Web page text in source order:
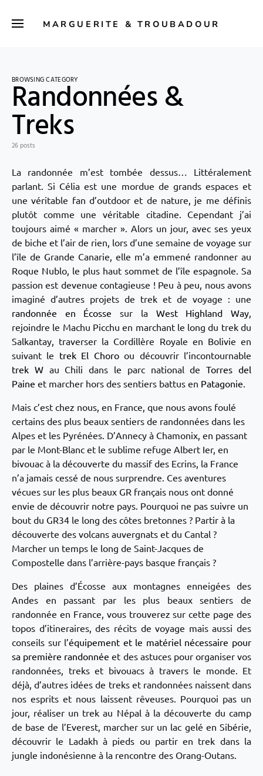
MARGUERITE & TROUBADOUR
BROWSING CATEGORY
Randonnées &
Treks
26 posts
La randonnée m’est tombée dessus… Littéralement
parlant. Si Célia est une mordue de grands espaces et
une véritable fan d’outdoor et de nature, je me définis
plutôt comme une véritable citadine. Cependant j’ai
toujours aimé « marcher ». Alors un jour, avec ses yeux
de biche et l’air de rien, lors d’une semaine de voyage sur
l’île de Grande Canarie, elle m’a emmené randonner au
Roque Nublo, le plus haut sommet de l’île espagnole. Sa
passion est devenue contagieuse ! Peu à peu, nous avons
imaginé d’autres projets de trek et de voyage : une
randonnée en Écosse sur la West Highland Way,
rejoindre le Machu Picchu en marchant le long du trek du
Salkantay, traverser la Cordillère Royale en Bolivie en
suivant le trek El Choroou découvrir l’incontournable
trek Wau Chili dans le parc national deTorres del
Paine et marcher hors des sentiers battus en Patagonie.
Mais c’est chez nous, en France, que nous avons foulé
certains des plus beaux sentiers de randonnées dans les
Alpes et les Pyrénées. D’Annecy à Chamonix, en passant
par le Mont-Blanc et le sublime refuge Albert Ier, en
bivouac à la découverte du massif des Ecrins, la France
n’a jamais cessé de nous surprendre. Ces aventures
vécues sur les plus beaux GR français nous ont donné
envie de découvrir notre pays. Pourquoi ne pas suivre un
bout du GR34 le long des côtes bretonnes ? Partir à la
découverte des volcans auvergnats et du Cantal ?
Marcher un temps le long de Saint-Jacques de
Compostelle dans l’arrière-pays basque français ?
Des plaines d’Écosse aux montagnes enneigées des
Andes en passant par les plus beaux sentiers de
randonnée en France, vous trouverez sur cette page des
topos d’itineraires, des récits de voyage mais aussi des
conseils sur l’équipement et le matériel nécessaire pour
sa première randonnée et des astuces pour organiser vos
randonnées, treks et bivouacs à travers le monde. Et
déjà, d’autres idées de treks et randonnées naissent dans
nos esprits et nous laissent rêveuses. Pourquoi pas un
jour, réaliser un trek au Népal à la découverte du camp
de base de l’Everest, marcher sur un lac gelé en Sibérie,
découvrir le Ladakh à pieds ou partir en trek dans la
jungle indonésienne à la rencontre des Orang-Outans.